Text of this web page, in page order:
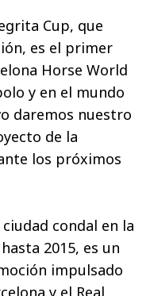
Cup, que
es el primer
Horse World
y en el mundo
daremos nuestro
de la
los próximos
condal en la
2015, es un
impulsado
y el Real